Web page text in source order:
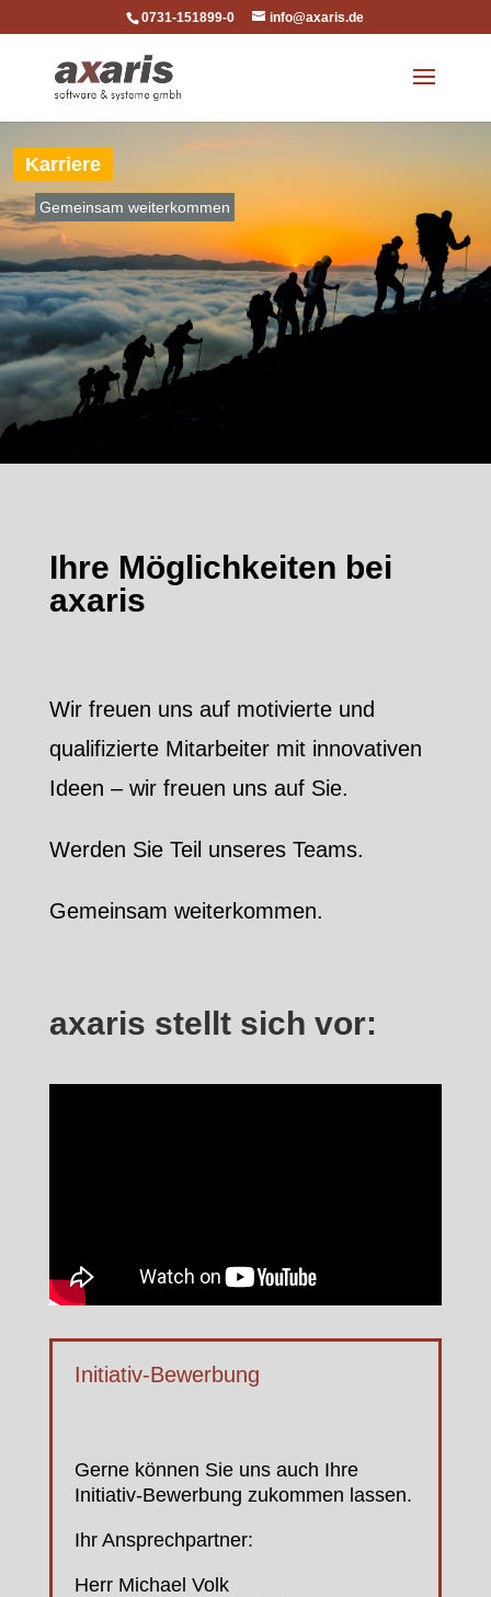
0731-151899-0 info@axaris.de
Karriere
Gemeinsam weiterkommen
Ihre Möglichkeiten bei
axaris
Wir freuen uns auf motivierte und
qualifizierte Mitarbeiter mit innovativen
Ideen – wir freuen uns auf Sie.
Werden Sie Teil unseres Teams.
Gemeinsam weiterkommen.
axaris stellt sich vor:
Initiativ-Bewerbung
Gerne können Sie uns auch Ihre
Initiativ-Bewerbung zukommen lassen.
Ihr Ansprechpartner:
Herr Michael Volk